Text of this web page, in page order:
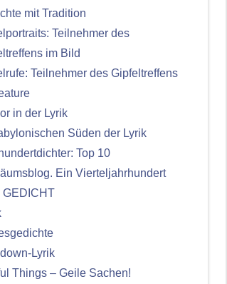
mit Tradition
Teilnehmer des
im Bild
Teilnehmer des Gipfeltreffens
in der Lyrik
Süden der Lyrik
Top 10
Ein Vierteljahrhundert
GEDICHT
Lyrik
Things – Geile Sachen!